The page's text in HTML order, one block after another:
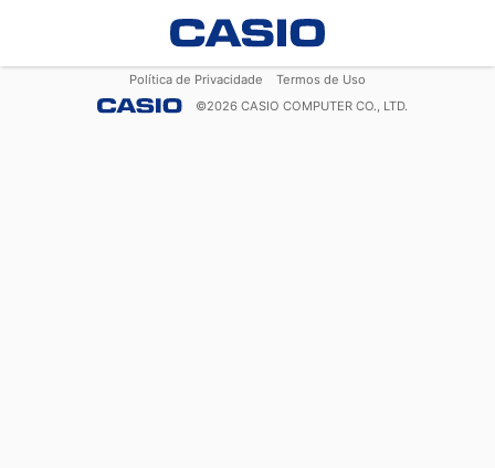
Política de Privacidade
Termos de Uso
©2026 CASIO COMPUTER CO., LTD.